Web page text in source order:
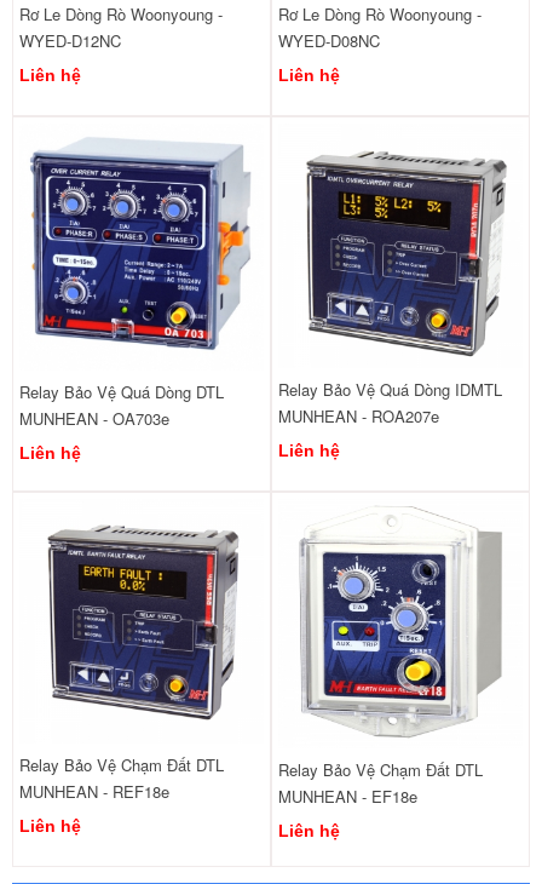
Rơ Le Dòng Rò Woonyoung -
WYED-D12NC
Liên hệ
Rơ Le Dòng Rò Woonyoung -
WYED-D08NC
Liên hệ
Relay Bảo Vệ Quá Dòng DTL
MUNHEAN - OA703e
Liên hệ
Relay Bảo Vệ Quá Dòng IDMTL
MUNHEAN - ROA207e
Liên hệ
Relay Bảo Vệ Chạm Đất DTL
MUNHEAN - REF18e
Liên hệ
Relay Bảo Vệ Chạm Đất DTL
MUNHEAN - EF18e
Liên hệ